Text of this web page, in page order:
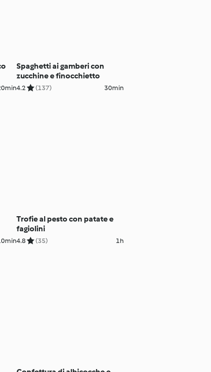
Spaghetti ai gamberi con
zucchine e finocchietto
4.2 (137) 30min
Trofie al pesto con patate e
fagiolini
4.8 (35) 1h